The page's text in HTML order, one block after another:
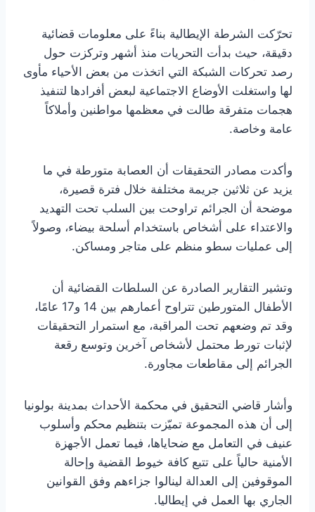
تحرّكت الشرطة الإيطالية بناءً على معلومات قضائية
دقيقة، حيث بدأت التحريات منذ أشهر وتركزت حول
رصد تحركات الشبكة التي اتخذت من بعض الأحياء مأوى
لها واستغلت الأوضاع الاجتماعية لبعض أفرادها لتنفيذ
هجمات متفرقة طالت في معظمها مواطنين وأملاكاً
عامة وخاصة.
وأكدت مصادر التحقيقات أن العصابة متورطة في ما
يزيد عن ثلاثين جريمة مختلفة خلال فترة قصيرة،
موضحة أن الجرائم تراوحت بين السلب تحت التهديد
والاعتداء على أشخاص باستخدام أسلحة بيضاء، وصولاً
إلى عمليات سطو منظم على متاجر ومساكن.
وتشير التقارير الصادرة عن السلطات القضائية أن
الأطفال المتورطين تتراوح أعمارهم بين 14 و17 عامًا،
وقد تم وضعهم تحت المراقبة، مع استمرار التحقيقات
لإثبات تورط محتمل لأشخاص آخرين وتوسع رقعة
الجرائم إلى مقاطعات مجاورة.
وأشار قاضي التحقيق في محكمة الأحداث بمدينة بولونيا
إلى أن هذه المجموعة تميّزت بتنظيم محكم وأسلوب
عنيف في التعامل مع ضحاياها، فيما تعمل الأجهزة
الأمنية حالياً على تتبع كافة خيوط القضية وإحالة
الموقوفين إلى العدالة لينالوا جزاءهم وفق القوانين
الجاري بها العمل في إيطاليا.